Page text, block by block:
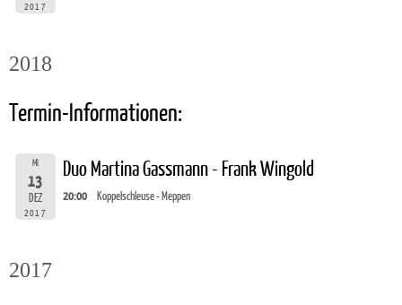
2017
2018
Termin-Informationen:
MI
13
DEZ
2017
Duo Martina Gassmann - Frank Wingold
20:00 Koppelschleuse - Meppen
2017